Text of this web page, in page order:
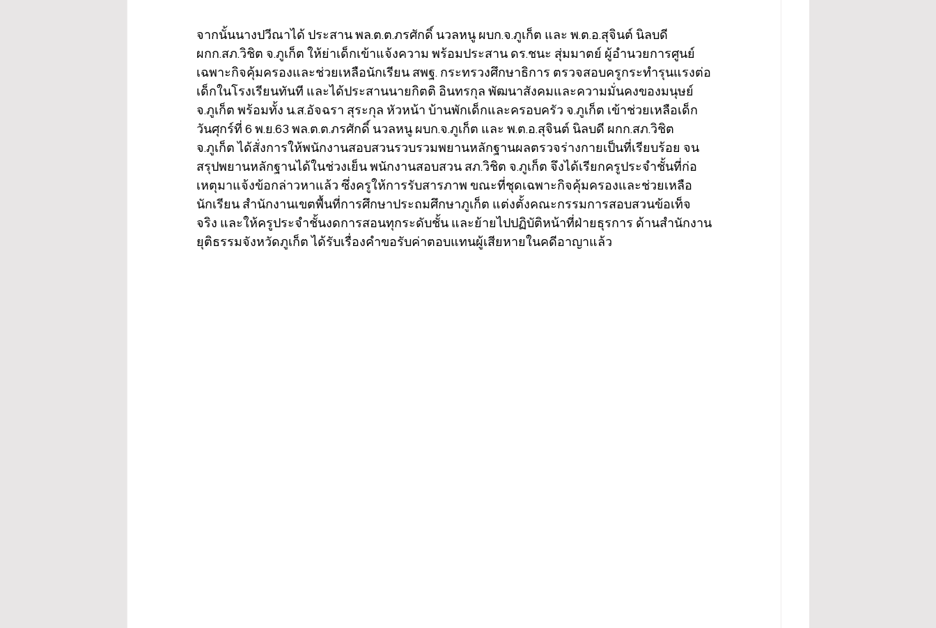
จากนั้นนางปวีณาได้ ประสาน พล.ต.ต.ภรศักดิ์ นวลหนู ผบก.จ.ภูเก็ต และ พ.ต.อ.สุจินต์ นิลบดี
ผกก.สภ.วิชิต จ.ภูเก็ต ให้ย่าเด็กเข้าแจ้งความ พร้อมประสาน ดร.ชนะ สุ่มมาตย์ ผู้อำนวยการศูนย์
เฉพาะกิจคุ้มครองและช่วยเหลือนักเรียน สพฐ. กระทรวงศึกษาธิการ ตรวจสอบครูกระทำรุนแรงต่อ
เด็กในโรงเรียนทันที และได้ประสานนายกิตติ อินทรกุล พัฒนาสังคมและความมั่นคงของมนุษย์
จ.ภูเก็ต พร้อมทั้ง น.ส.อัจฉรา สุระกุล หัวหน้า บ้านพักเด็กและครอบครัว จ.ภูเก็ต เข้าช่วยเหลือเด็ก
วันศุกร์ที่ 6 พ.ย.63 พล.ต.ต.ภรศักดิ์ นวลหนู ผบก.จ.ภูเก็ต และ พ.ต.อ.สุจินต์ นิลบดี ผกก.สภ.วิชิต
จ.ภูเก็ต ได้สั่งการให้พนักงานสอบสวนรวบรวมพยานหลักฐานผลตรวจร่างกายเป็นที่เรียบร้อย จน
สรุปพยานหลักฐานได้ในช่วงเย็น พนักงานสอบสวน สภ.วิชิต จ.ภูเก็ต จึงได้เรียกครูประจำชั้นที่ก่อ
เหตุมาแจ้งข้อกล่าวหาแล้ว ซึ่งครูให้การรับสารภาพ ขณะที่ชุดเฉพาะกิจคุ้มครองและช่วยเหลือ
นักเรียน สำนักงานเขตพื้นที่การศึกษาประถมศึกษาภูเก็ต แต่งตั้งคณะกรรมการสอบสวนข้อเท็จ
จริง และให้ครูประจำชั้นงดการสอนทุกระดับชั้น และย้ายไปปฏิบัติหน้าที่ฝ่ายธุรการ ด้านสำนักงาน
ยุติธรรมจังหวัดภูเก็ต ได้รับเรื่องคำขอรับค่าตอบแทนผู้เสียหายในคดีอาญาแล้ว